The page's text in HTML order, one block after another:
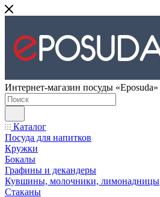
Интернет-магазин посуды «Eposuda»
Каталог
Посуда для напитков
Кружки
Бокалы
Графины и декандеры
Кувшины, молочники, лимонадницы
Стаканы